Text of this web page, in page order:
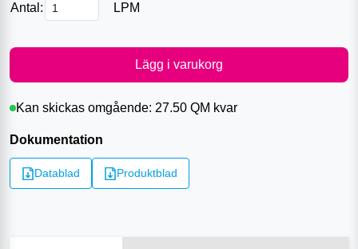
Antal: LPM
Lägg i varukorg
Kan skickas omgående: 27.50 QM kvar
Dokumentation
Datablad Produktblad